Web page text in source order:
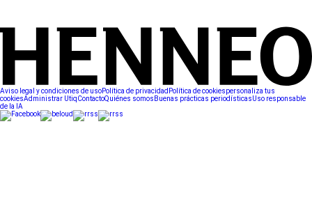
Aviso legal y condiciones de usoPolítica de privacidad Política de cookiespersonaliza tus
cookiesAdministrar UtiqContactoQuiénes somos Buenas prácticas periodísticasUso responsable
de la IA